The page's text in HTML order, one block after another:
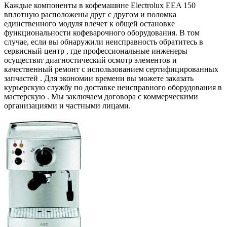
Каждые компоненты в кофемашине Electrolux EEA 150
вплотную расположены друг с другом и поломка
единственного модуля влечет к общей остановке
функциональности кофеварочного оборудования. В том
случае, если вы обнаружили неисправность обратитесь в
сервисный центр , где профессиональные инженеры
осуществят диагностический осмотр элементов и
качественный ремонт с использованием сертифицированных
запчастей . Для экономии времени вы можете заказать
курьерскую службу по доставке неисправного оборудования в
мастерскую . Мы заключаем договора с коммерческими
организациями и частными лицами.